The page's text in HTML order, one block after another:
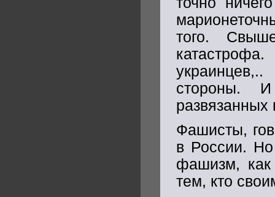
того.
стороны.
Фашисты,
в России.
фашизм, как
тем, кто